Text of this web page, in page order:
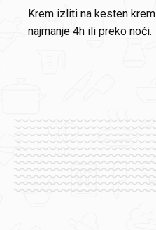
Krem izliti na kesten
najmanje 4h ili preko noći.